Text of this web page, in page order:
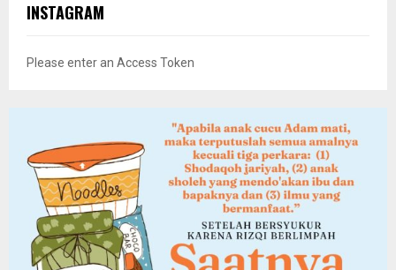
INSTAGRAM
Please enter an Access Token